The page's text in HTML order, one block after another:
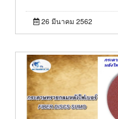
26 มีนาคม 2562